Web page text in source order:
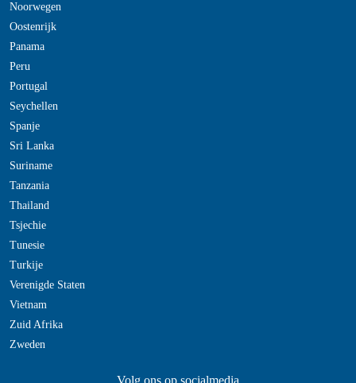
Noorwegen
Oostenrijk
Panama
Peru
Portugal
Seychellen
Spanje
Sri Lanka
Suriname
Tanzania
Thailand
Tsjechie
Tunesie
Turkije
Verenigde Staten
Vietnam
Zuid Afrika
Zweden
Volg ons op socialmedia